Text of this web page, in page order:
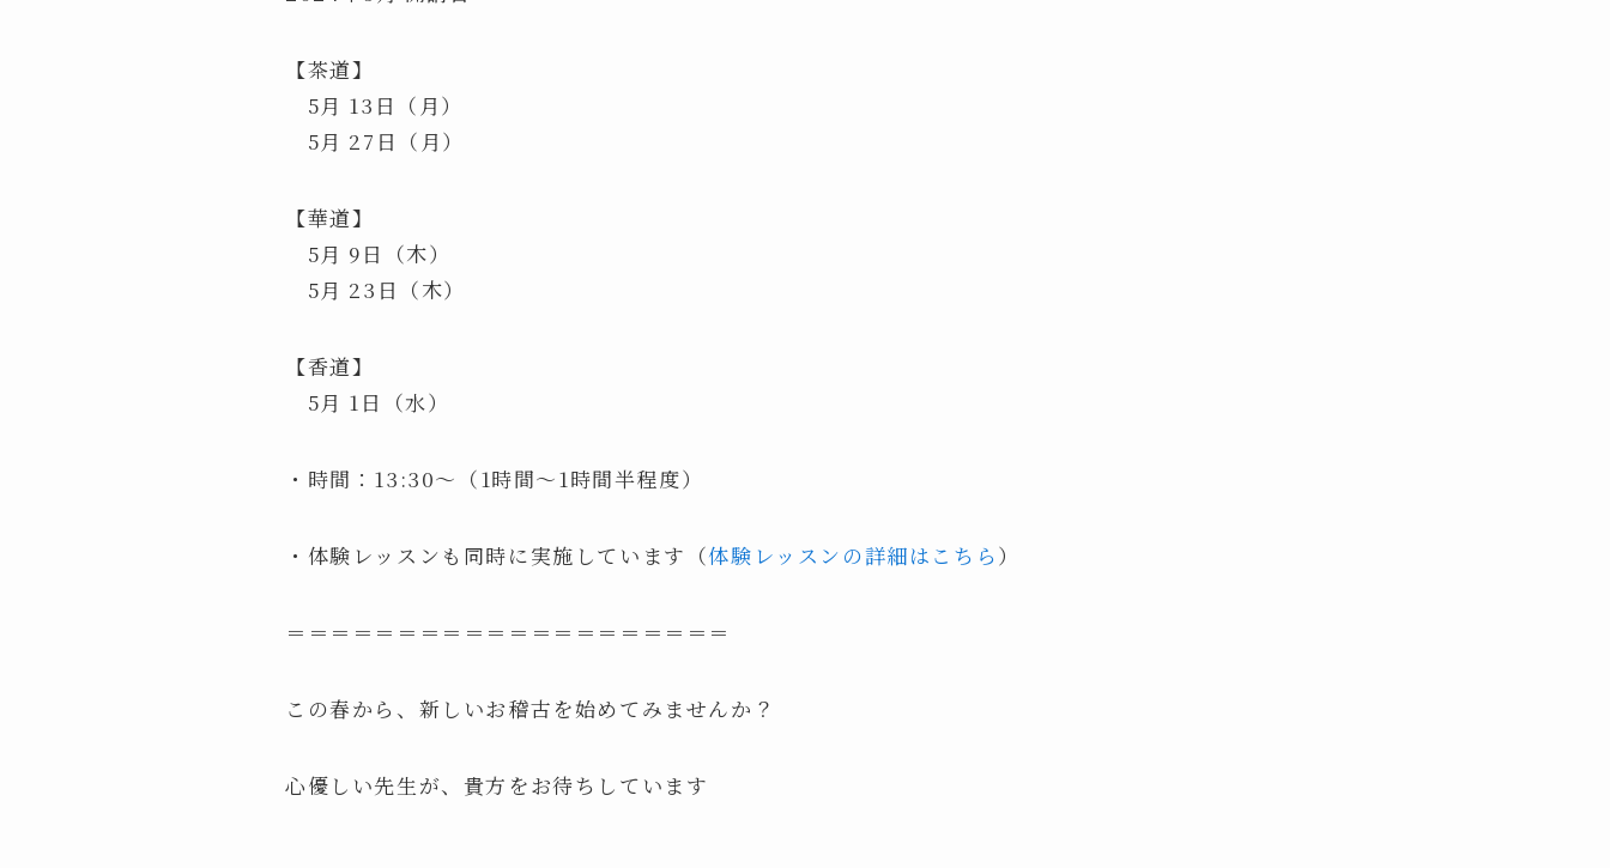
【茶道】
5月 13日（月）
5月 27日（月）
【華道】
5月 9日（木）
5月 23日（木）
【香道】
5月 1日（水）
・時間：13:30〜（1時間〜1時間半程度）
・体験レッスンも同時に実施しています（体験レッスンの詳細はこちら）
＝＝＝＝＝＝＝＝＝＝＝＝＝＝＝＝＝＝＝＝
この春から、新しいお稽古を始めてみませんか？
心優しい先生が、貴方をお待ちしています